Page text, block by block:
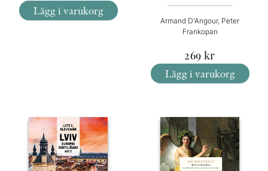
Lägg i varukorg
Armand D'Angour, Peter
Frankopan
269 kr
Lägg i varukorg